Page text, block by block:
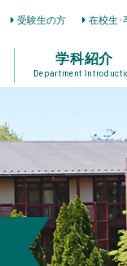
受験生の方 在校生･
学科紹介
Department